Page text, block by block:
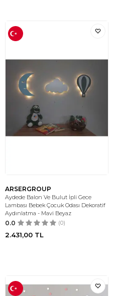
ARSERGROUP
Aydede Balon Ve Bulut İpli Gece
Lambası Bebek Çocuk Odası Dekoratif
Aydınlatma - Mavi Beyaz
0.0 (0)
2.431,00 TL